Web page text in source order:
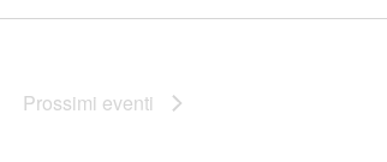
Prossimi eventi